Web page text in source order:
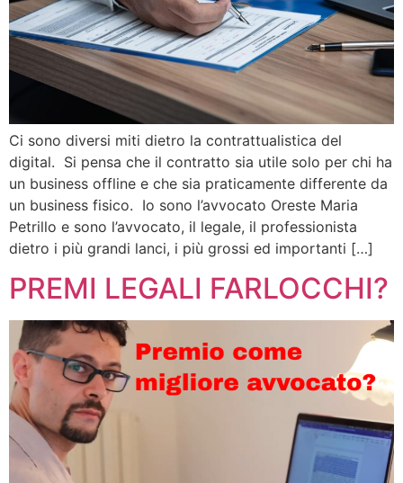
Ci sono diversi miti dietro la contrattualistica del
digital. Si pensa che il contratto sia utile solo per chi ha
un business offline e che sia praticamente differente da
un business fisico. Io sono l’avvocato Oreste Maria
Petrillo e sono l’avvocato, il legale, il professionista
dietro i più grandi lanci, i più grossi ed importanti […]
PREMI LEGALI FARLOCCHI?